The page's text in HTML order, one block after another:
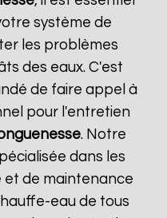
système de
les problèmes
des eaux. C'est
de faire appel à
pour l'entretien
. Notre
dans les
et de maintenance
eau de tous